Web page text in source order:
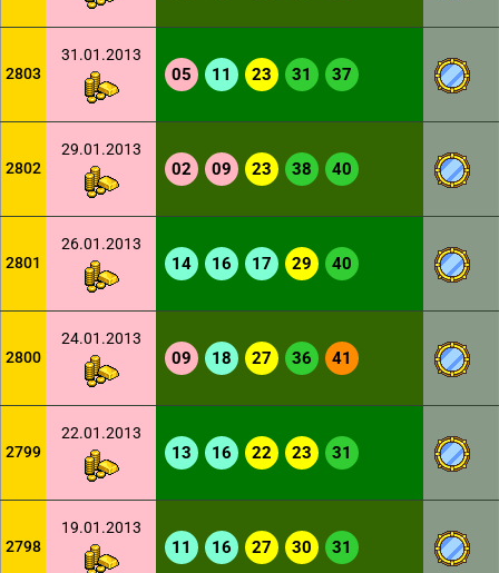
2803
31.01.2013
05 11 23 31 37
2802
29.01.2013
02 09 23 38 40
2801
26.01.2013
14 16 17 29 40
2800
24.01.2013
09 18 27 36 41
2799
22.01.2013
13 16 22 23 31
2798
19.01.2013
11 16 27 30 31